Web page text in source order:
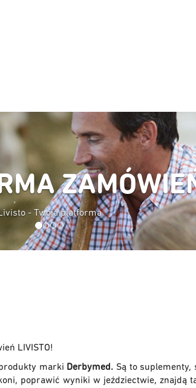
LIVISTO!
marki Derbymed. Są to suplementy,
poprawić wyniki w jeździectwie, znajdą